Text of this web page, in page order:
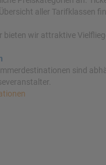
aller Tarifklassen
bieten wir attraktive
sind